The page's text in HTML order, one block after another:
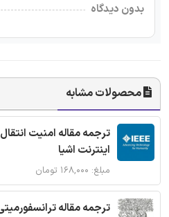
بدون دیدگاه
محصولات مشابه
اینترنت اشیا
مبلغ: ۱۶۸,۰۰۰ تومان
ترجمه مقاله